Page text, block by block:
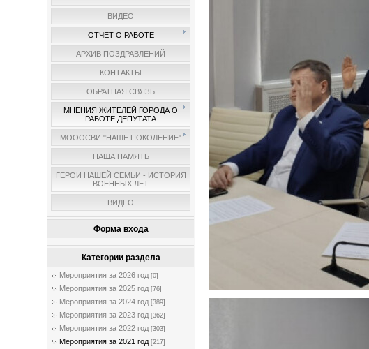
ВИДЕО
ОТЧЕТ О РАБОТЕ
АРХИВ ПОЗДРАВЛЕНИЙ
КОНТАКТЫ
ОБРАТНАЯ СВЯЗЬ
МНЕНИЯ ЖИТЕЛЕЙ ГОРОДА О
РАБОТЕ ДЕПУТАТА
МОООСВИ "НАШЕ ПОКОЛЕНИЕ"
НАША ПАМЯТЬ
ГЕРОИ НАШЕЙ СЕМЬИ - ИСТОРИЯ
ВОЕННЫХ ЛЕТ
ВИДЕО
Форма входа
Категории раздела
Мероприятия за 2026 год [0]
Мероприятия за 2025 год [76]
Мероприятия за 2024 год [389]
Мероприятия за 2023 год [362]
Мероприятия за 2022 год [303]
Мероприятия за 2021 год [217]